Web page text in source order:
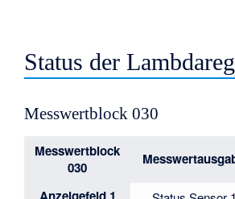
Status der
Messwertblock 030
Messwertblock
030